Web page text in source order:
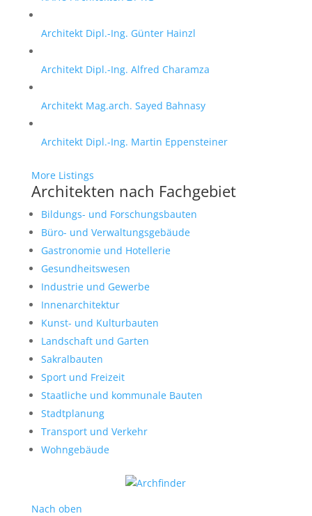
Architekt Dipl.-Ing. Günter Hainzl
Architekt Dipl.-Ing. Alfred Charamza
Architekt Mag.arch. Sayed Bahnasy
Architekt Dipl.-Ing. Martin Eppensteiner
More Listings
Architekten nach Fachgebiet
Bildungs- und Forschungsbauten
Büro- und Verwaltungsgebäude
Gastronomie und Hotellerie
Gesundheitswesen
Industrie und Gewerbe
Innenarchitektur
Kunst- und Kulturbauten
Landschaft und Garten
Sakralbauten
Sport und Freizeit
Staatliche und kommunale Bauten
Stadtplanung
Transport und Verkehr
Wohngebäude
Nach oben